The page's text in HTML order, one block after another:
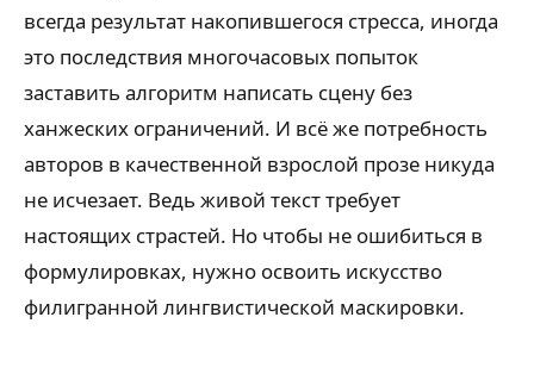
всегда результат накопившегося стресса, иногда
это последствия многочасовых попыток
заставить алгоритм написать сцену без
ханжеских ограничений. И всё же потребность
авторов в качественной взрослой прозе никуда
не исчезает. Ведь живой текст требует
настоящих страстей. Но чтобы не ошибиться в
формулировках, нужно освоить искусство
филигранной лингвистической маскировки.